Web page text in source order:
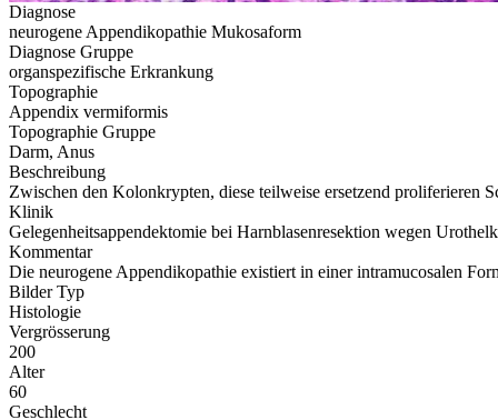
Diagnose
neurogene Appendikopathie Mukosaform
Diagnose Gruppe
organspezifische Erkrankung
Topographie
Appendix vermiformis
Topographie Gruppe
Darm, Anus
Beschreibung
Zwischen den Kolonkrypten, diese teilweise ersetzend proliferieren
Klinik
Gelegenheitsappendektomie bei Harnblasenresektion wegen
Kommentar
Die neurogene Appendikopathie existiert in einer intramucosalen
Bilder Typ
Histologie
Vergrösserung
200
Alter
60
Geschlecht